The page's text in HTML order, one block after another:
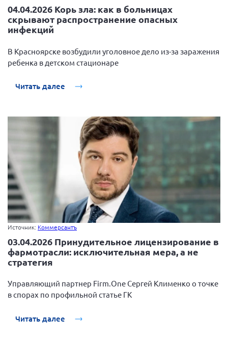
04.04.2026 Корь зла: как в больницах
скрывают распространение опасных
инфекций
В Красноярске возбудили уголовное дело из-за заражения
ребенка в детском стационаре
Читать далее
Источник: Коммерсантъ
03.04.2026 Принудительное лицензирование в
фармотрасли: исключительная мера, а не
стратегия
Управляющий партнер Firm.One Сергей Клименко о точке
в спорах по профильной статье ГК
Читать далее